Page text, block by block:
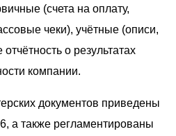
(счета на оплату,
чеки), учётные (описи,
о результатах
компании.
документов приведены
а также регламентированы